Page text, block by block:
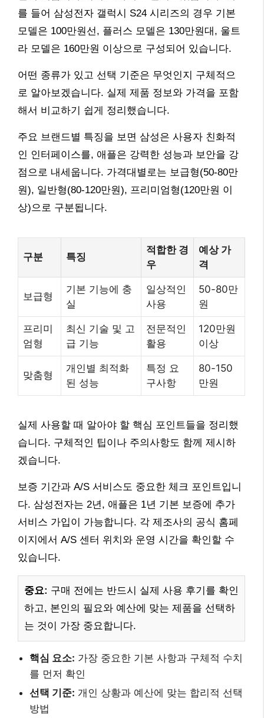
를 들어 삼성전자 갤럭시 S24 시리즈의 경우 기본
모델은 100만원선, 플러스 모델은 130만원대, 울트
라 모델은 160만원 이상으로 구성되어 있습니다.
어떤 종류가 있고 선택 기준은 무엇인지 구체적으
로 알아보겠습니다. 실제 제품 정보와 가격을 포함
해서 비교하기 쉽게 정리했습니다.
주요 브랜드별 특징을 보면 삼성은 사용자 친화적
인 인터페이스를, 애플은 강력한 성능과 보안을 강
점으로 내세웁니다. 가격대별로는 보급형(50-80만
원), 일반형(80-120만원), 프리미엄형(120만원 이
상)으로 구분됩니다.
구분 특징
적합한 경
우
예상 가
격
보급형
기본 기능에 충
실
일상적인
사용
50-80만
원
프리미
엄형
최신 기술 및 고
급 기능
전문적인
활용
120만원
이상
맞춤형
개인별 최적화
된 성능
특정 요
구사항
80-150
만원
실제 사용할 때 알아야 할 핵심 포인트들을 정리했
습니다. 구체적인 팁이나 주의사항도 함께 제시하
겠습니다.
보증 기간과 A/S 서비스도 중요한 체크 포인트입니
다. 삼성전자는 2년, 애플은 1년 기본 보증에 추가
서비스 가입이 가능합니다. 각 제조사의 공식 홈페
이지에서 A/S 센터 위치와 운영 시간을 확인할 수
있습니다.
중요: 구매 전에는 반드시 실제 사용 후기를 확인
하고, 본인의 필요와 예산에 맞는 제품을 선택하
는 것이 가장 중요합니다.
핵심 요소: 가장 중요한 기본 사항과 구체적 수치
를 먼저 확인
선택 기준: 개인 상황과 예산에 맞는 합리적 선택
방법